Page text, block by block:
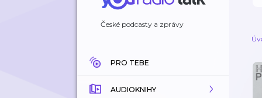
České podcasty a zprávy
PRO TEBE
AUDIOKNIHY